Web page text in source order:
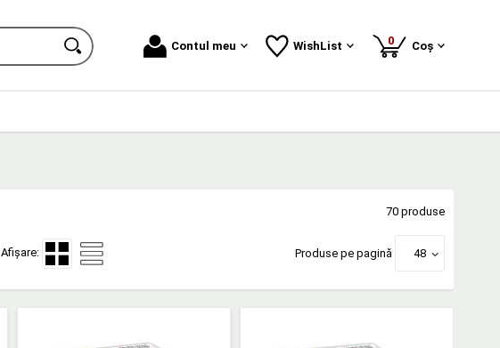
Contul meu WishList 0produse
Coș
70 produse
Afișare: Produse pe pagină 48